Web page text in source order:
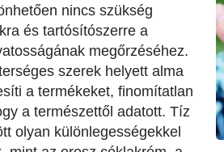
nincs szükség
és tartósítószerre a
megőrzéséhez.
szerek helyett alma
a termékeket, finomítatlan
a természettől adatott. Tíz
olyan különlegességekkel